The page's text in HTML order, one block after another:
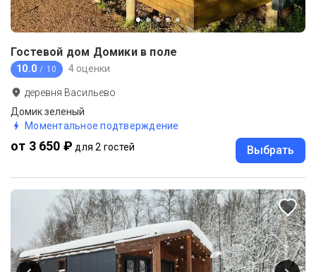
Гостевой дом Домики в поле
10.0 / 10 4 оценки
деревня Васильево
Домик зеленый
Моментальное подтверждение
от 3 650 ₽ для 2 гостей Выбрать